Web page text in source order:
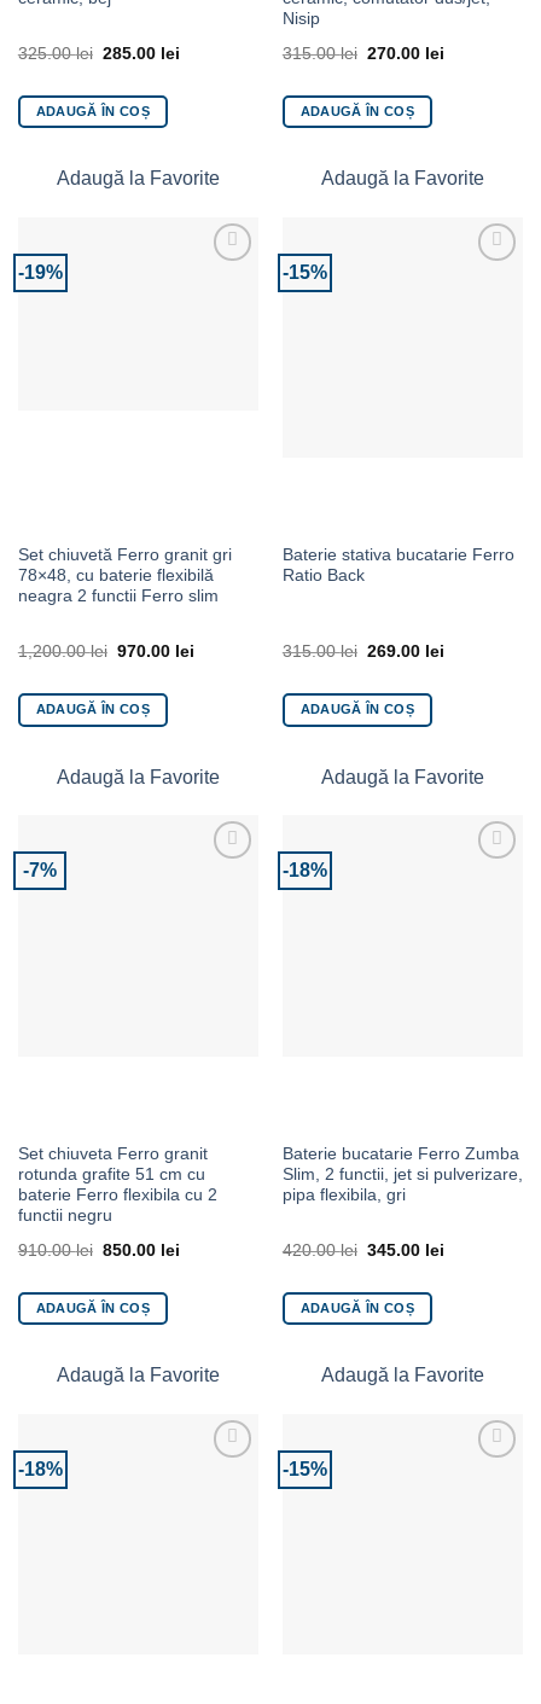
325.00lei 285.00 lei
ADAUGĂ ÎN COȘ
Adaugă la Favorite
Nisip
315.00lei 270.00 lei
ADAUGĂ ÎN COȘ
Adaugă la Favorite
-19%
Set chiuvetă Ferro granit gri
78×48, cu baterie flexibilă
neagra 2 functii Ferro slim
1,200.00lei 970.00 lei
ADAUGĂ ÎN COȘ
Adaugă la Favorite
-15%
Baterie stativa bucatarie Ferro
Ratio Back
315.00lei 269.00 lei
ADAUGĂ ÎN COȘ
Adaugă la Favorite
-7%
Set chiuveta Ferro granit
rotunda grafite 51 cm cu
baterie Ferro flexibila cu 2
functii negru
910.00lei 850.00 lei
ADAUGĂ ÎN COȘ
Adaugă la Favorite
-18%
Baterie bucatarie Ferro Zumba
Slim, 2 functii, jet si pulverizare,
pipa flexibila, gri
420.00lei 345.00 lei
ADAUGĂ ÎN COȘ
Adaugă la Favorite
-18% -15%